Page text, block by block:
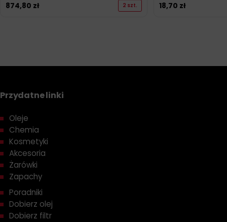
874,80 zł 2 szt. 18,70 zł
Przydatne linki
Oleje
Chemia
Kosmetyki
Akcesoria
Żarówki
Zapachy
Poradniki
Dobierz olej
Dobierz filtr